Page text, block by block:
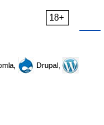
18+
Drupal,